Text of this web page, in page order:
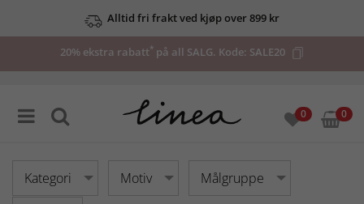
20% ekstra rabatt* på all SALG. Kode: SALE20
0 0
Kategori Motiv Målgruppe